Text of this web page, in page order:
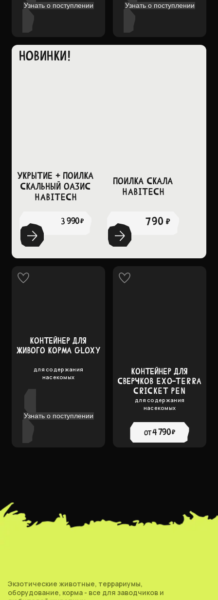
Узнать о поступлении Узнать о поступлении
НОВИНКИ!
Укрытие + поилка
Скальный оазис
Habitech
3 990 ₽
Поилка Скала
Habitech
790 ₽
КОНТЕЙНЕР ДЛЯ
ЖИВОГО КОРМА GLOXY
для содержания
насекомых
Узнать о поступлении
КОНТЕЙНЕР ДЛЯ
СВЕРЧКОВ EXO-TERRA
CRICKET PEN
для содержания
насекомых
от4 790 ₽
Экзотические животные, террариумы,
оборудование, корма - все для заводчиков и